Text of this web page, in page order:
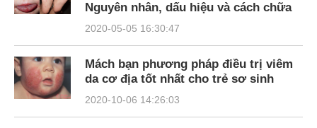
Nguyên nhân, dấu hiệu và cách chữa
2020-05-05 16:30:47
Mách bạn phương pháp điều trị viêm
da cơ địa tốt nhất cho trẻ sơ sinh
2020-10-06 14:26:03